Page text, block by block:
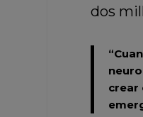
dos
crear